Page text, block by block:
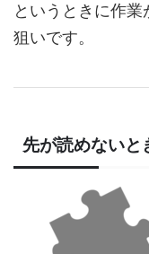
というときに作
狙いです。
先が読めないと